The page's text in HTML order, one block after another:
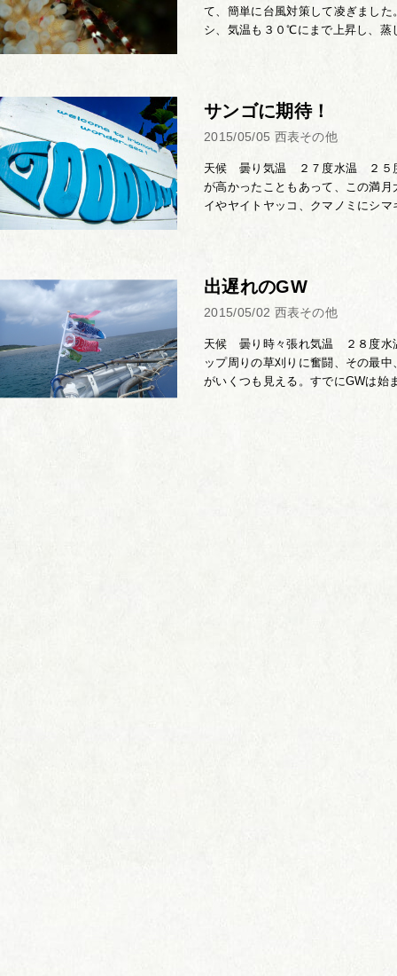
て、簡単に台風対策して凌ぎまし
シ、気温も３０℃にまで上昇し、蒸
サンゴに期待！
2015/05/05 西表その他
天候 曇り気温 ２７度水温 ２５
が高かったこともあって、この満
イやヤイトヤッコ、クマノミにシ
出遅れのGW
2015/05/02 西表その他
天候 曇り時々張れ気温 ２８度水
ップ周りの草刈りに奮闘、その最
がいくつも見える。すでにGWは始